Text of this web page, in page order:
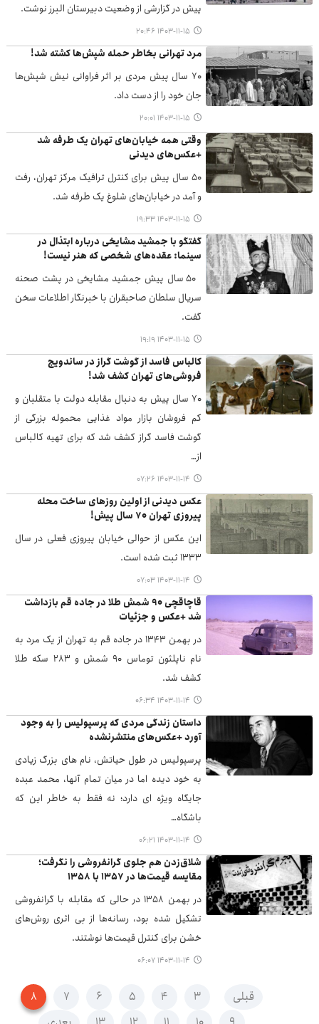
پیش در گزارشی از وضعیت دبیرستان البرز نوشت.
۱۴۰۳-۱۱-۱۵ ۲۰:۴۶
مرد تهرانی بخاطر حمله شپش‌ها کشته شد!
۷۰ سال پیش مردی بر اثر فراوانی نیش شپش‌ها
جان خود را از دست داد.
۱۴۰۳-۱۱-۱۵ ۲۰:۰۱
وقتی همه خیابان‌های تهران یک طرفه شد
+عکس‌های دیدنی
۵۰ سال پیش برای کنترل ترافیک مرکز تهران، رفت
و آمد در خیابان‌های شلوغ یک طرفه شد.
۱۴۰۳-۱۱-۱۵ ۱۹:۳۳
گفتگو با جمشید مشایخی درباره ابتذال در
سینما: عقده‌های شخصی که هنر نیست!
۵۰ سال پیش جمشید مشایخی در پشت صحنه
سریال سلطان صاحبقران با خبرنگار اطلاعات سخن
گفت.
۱۴۰۳-۱۱-۱۵ ۱۹:۱۹
کالباس فاسد از گوشت گراز در ساندویچ
فروشی‌های تهران کشف شد!
۷۰ سال پیش به دنبال مقابله دولت با متقلبان و
کم فروشان بازار مواد غذایی محموله بزرگی از
گوشت فاسد گراز کشف شد که برای تهیه کالباس
از…
۱۴۰۳-۱۱-۱۴ ۰۷:۲۶
عکس دیدنی از اولین روزهای ساخت محله
پیروزی تهران ۷۰ سال پیش!
این عکس از حوالی خیابان پیروزی فعلی در سال
۱۳۳۳ ثبت شده است.
۱۴۰۳-۱۱-۱۴ ۰۷:۰۳
قاچاقچی ۹۰ شمش طلا در جاده قم بازداشت
شد +عکس و جزئیات
در بهمن ۱۳۴۳ در جاده قم به تهران از یک مرد به
نام ناپلئون توماس ۹۰ شمش و ۲۸۳ سکه طلا
کشف شد.
۱۴۰۳-۱۱-۱۴ ۰۶:۳۴
داستان زندگی مردی که پرسپولیس را به وجود
آورد +عکس‌های منتشرنشده
پرسپولیس در طول حیاتش، نام های بزرگ زیادی
به خود دیده اما در میان تمام آنها، محمد عبده
جایگاه ویژه ای دارد؛ نه فقط به خاطر این که
باشگاه…
۱۴۰۳-۱۱-۱۴ ۰۶:۲۱
شلاق‌زدن هم جلوی گرانفروشی را نگرفت؛
مقایسه قیمت‌ها در ۱۳۵۷ با ۱۳۵۸
در بهمن ۱۳۵۸ در حالی که مقابله با گرانفروشی
تشکیل شده بود، رسانه‌ها از بی اثری روش‌های
خشن برای کنترل قیمت‌ها نوشتند.
۱۴۰۳-۱۱-۱۴ ۰۶:۰۷
قبلی ۳ ۴ ۵ ۶ ۷
۸